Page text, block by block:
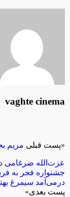
vaghte cinema
«پست قبلی مریم
عزت‌الله ضرغامی
جشنواره فجر به
درمی‌آمد سیمرغ
پست بعدی»